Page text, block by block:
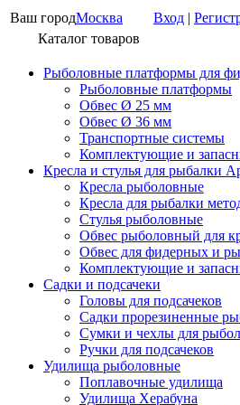
Ваш городМосква Вход |
Каталог товаров
Рыболовные платформы для
Рыболовные платформы
Обвес Ø 25 мм
Обвес Ø 36 мм
Транспортные системы
Комплектующие и
Кресла и стулья для рыбалки
Кресла рыболовные
Кресла для рыбалки
Стулья рыболовные
Обвес рыболовный для
Обвес для фидерных и
Комплектующие и
Садки и подсачеки
Головы для подсачеков
Садки прорезиненные
Сумки и чехлы для
Ручки для подсачеков
Удилища рыболовные
Поплавочные удилища
Удилища Херабуна